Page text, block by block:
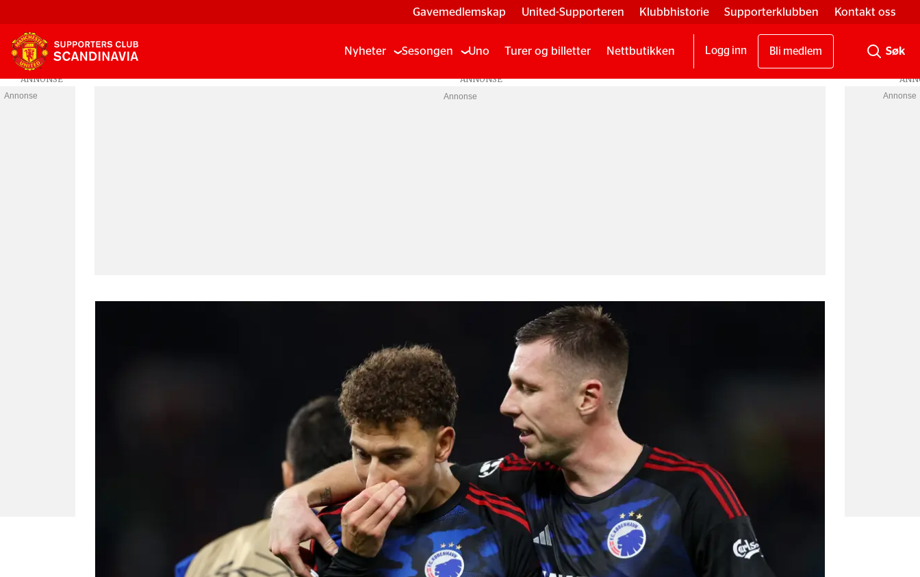
Gavemedlemskap United-Supporteren Klubbhistorie Supporterklubben Kontakt oss
Nyheter Sesongen Uno Turer og billetter Nettbutikken Logg inn Bli medlem
Annonse
Annonse Annonse